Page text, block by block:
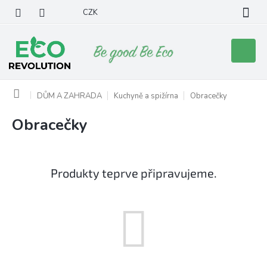
obsah
CZK
košík
Domů DŮM A ZAHRADA Kuchyně a spižírna Obracečky
Obracečky
Produkty teprve připravujeme.